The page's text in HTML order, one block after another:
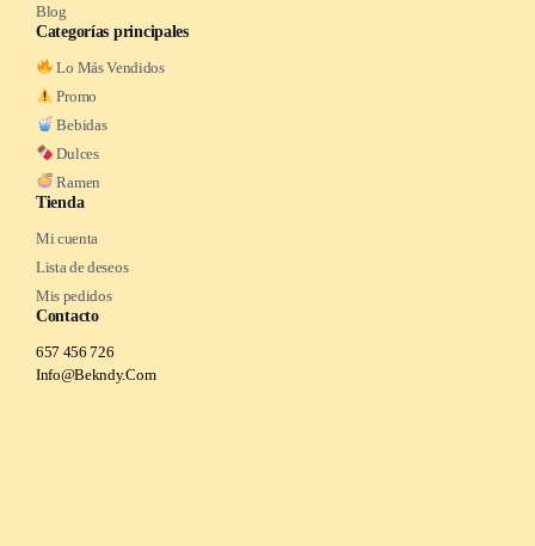
Blog
Categorías principales
Lo Más Vendidos
Promo
Bebidas
Dulces
Ramen
Tienda
Mi cuenta
Lista de deseos
Mis pedidos
Contacto
657 456 726
Info@Bekndy.Com